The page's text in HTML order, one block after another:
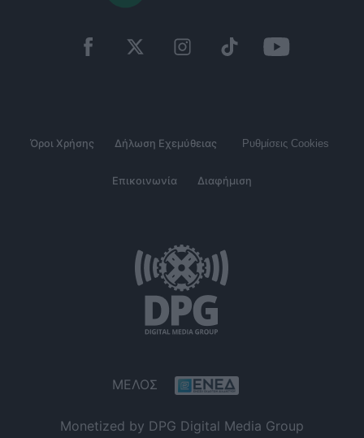
Όροι Χρήσης Δήλωση Εχεμύθειας Ρυθμίσεις Cookies
Επικοινωνία Διαφήμιση
ΜΕΛΟΣ
Monetized by DPG Digital Media Group